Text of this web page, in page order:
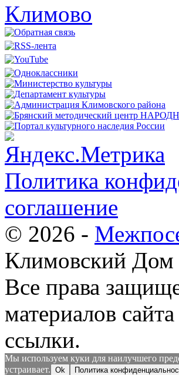
Политика
соглашение
© 2026 -
Климовский Дом
Все права
материалов
ссылки.
Мы используем куки для наилучшего
устраивает. Ok Политика